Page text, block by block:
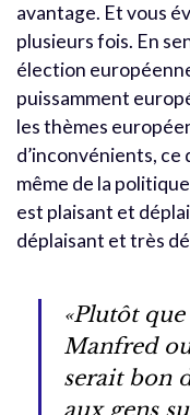
avantage. Et vous
plusieurs fois. En
élection
puissamment
les thèmes
d’inconvénients, ce
même de la
est plaisant et
déplaisant et très
«Plutôt que
Manfred
serait bon